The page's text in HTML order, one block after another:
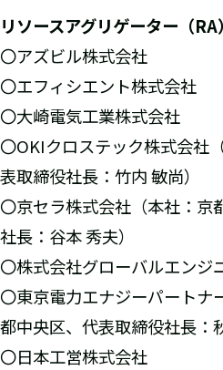
リソースアグリゲーター（RA）
〇アズビル株式会社
〇エフィシエント株式会社
〇大崎電気工業株式会社
〇OKIクロステック株式会社
表取締役社長：竹内 敏尚）
〇京セラ株式会社（本社：京
社長：谷本 秀夫）
〇株式会社グローバルエンジ
〇東京電力エナジーパートナ
都中央区、代表取締役社長：
〇日本工営株式会社